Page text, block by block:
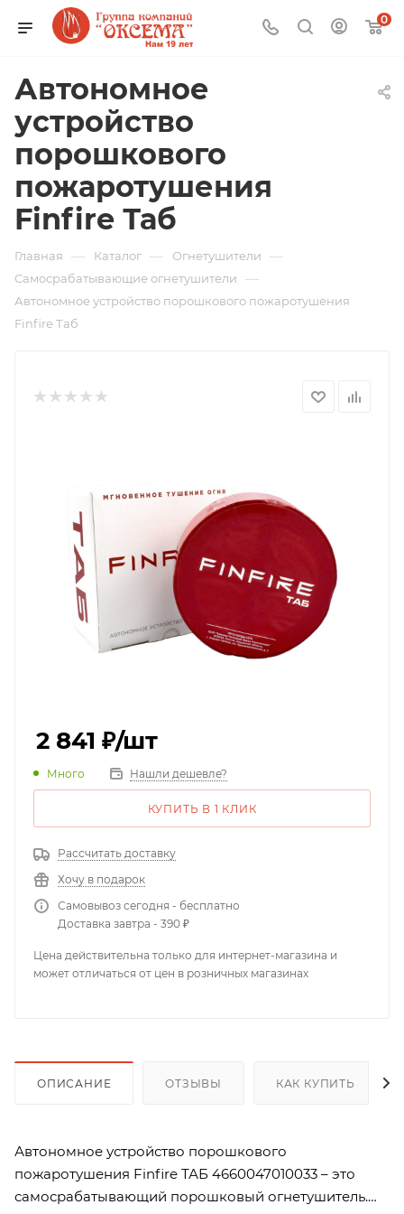
0
Автономное
устройство
порошкового
пожаротушения
Finfire Таб
Главная — Каталог — Огнетушители —
Самосрабатывающие огнетушители —
Автономное устройство порошкового пожаротушения
Finfire Таб
2 841 ₽/шт
Много Нашли дешевле?
КУПИТЬ В 1 КЛИК
Рассчитать доставку
Хочу в подарок
Самовывоз сегодня - бесплатно
Доставка завтра - 390 ₽
Цена действительна только для интернет-магазина и
может отличаться от цен в розничных магазинах
ОПИСАНИЕ ОТЗЫВЫ КАК КУПИТЬ
Автономное устройство порошкового
пожаротушения Finfire ТАБ 4660047010033 – это
самосрабатывающий порошковый огнетушитель.